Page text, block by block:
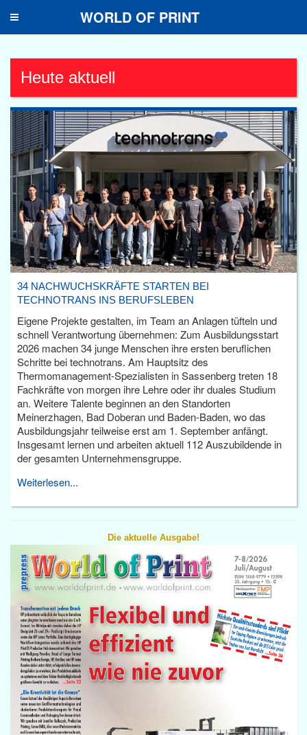
Toggle
WORLD OF PRINT
Heute aktuell
34 NACHWUCHSKRÄFTE STARTEN BEI
TECHNOTRANS INS BERUFSLEBEN
Eigene Projekte gestalten, im Team an Anlagen tüfteln und
schnell Verantwortung übernehmen: Zum Ausbildungsstart
2026 machen 34 junge Menschen ihre ersten beruflichen
Schritte bei technotrans. Am Hauptsitz des
Thermomanagement-Spezialisten in Sassenberg treten 18
Fachkräfte von morgen ihre Lehre oder ihr duales Studium
an. Weitere Talente beginnen an den Standorten
Meinerzhagen, Bad Doberan und Baden-Baden, wo das
Ausbildungsjahr teilweise erst am 1. September anfängt.
Insgesamt lernen und arbeiten aktuell 112 Auszubildende in
der gesamten Unternehmensgruppe.
Weiterlesen...
Die aktuelle Ausgabe!